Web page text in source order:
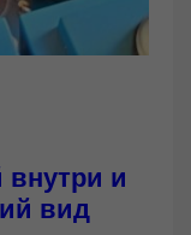
и
вид